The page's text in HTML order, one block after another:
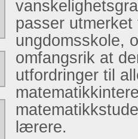
passer utmerket
ungdomsskole,
omfangsrik at
utfordringer til
lærere.